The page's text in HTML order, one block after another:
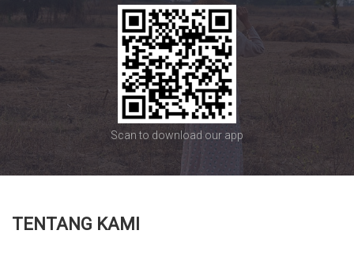
Scan to download our app
TENTANG KAMI